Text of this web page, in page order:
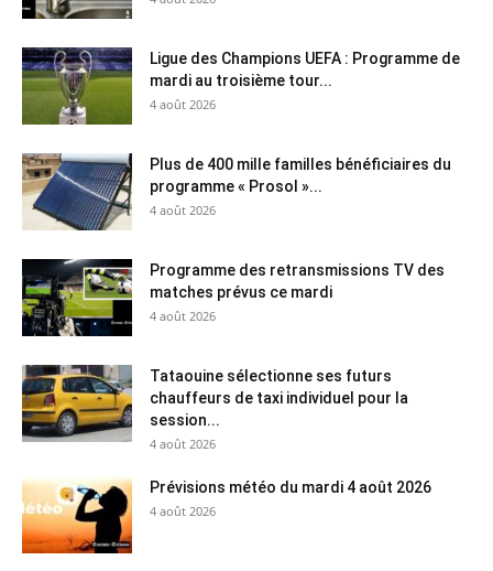
Ligue des Champions UEFA : Programme de
mardi au troisième tour...
4 août 2026
Plus de 400 mille familles bénéficiaires du
programme « Prosol »...
4 août 2026
Programme des retransmissions TV des
matches prévus ce mardi
4 août 2026
Tataouine sélectionne ses futurs
chauffeurs de taxi individuel pour la
session...
4 août 2026
Prévisions météo du mardi 4 août 2026
4 août 2026